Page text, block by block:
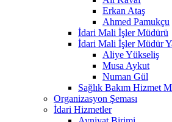
Erkan Ataş
Ahmed Pamukçu
İdari Mali İşler Müdürü
İdari Mali İşler Müdür
Aliye Yükseliş
Musa Aykut
Numan Gül
Sağlık Bakım Hizmet
Organizasyon Şeması
İdari Hizmetler